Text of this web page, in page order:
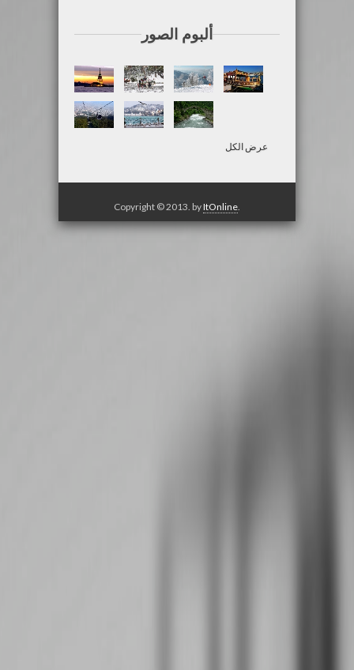
ألبوم الصور
عرض الكل
Copyright © 2013. byItOnline